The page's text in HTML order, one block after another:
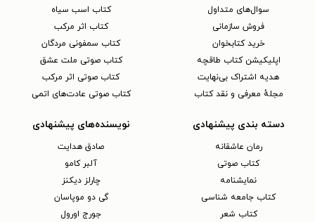
سوال‌های متداول
فروش سازمانی
خرید کتابخوان
اپلیکیشن کتاب طاقچه
هدیه اشتراک بی‌نهایت
مجلهٔ معرفی و نقد کتاب
کتاب اسب سیاه
کتاب اثر مرکب
کتاب سمفونی مردگان
کتاب صوتی ملت عشق
کتاب صوتی اثر مرکب
کتاب صوتی عادت‌های اتمی
دسته بندی پیشنهادی
رمان عاشقانه
کتاب‌ صوتی
نمایشنامه
کتاب جامعه شناسی
کتاب شعر
نویسنده‌های پیشنهادی
صادق هدایت
آلبر کامو
چارلز دیکنز
گی دو موپاسان
جورج اورول